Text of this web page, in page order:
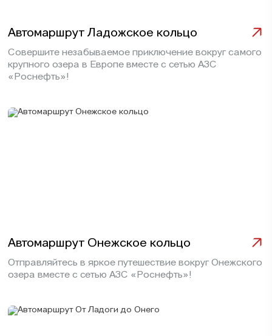
Автомаршрут Ладожское кольцо
Совершите незабываемое приключение вокруг самого
крупного озера в Европе вместе с сетью АЗС
«Роснефть»!
Автомаршрут Онежское кольцо
Отправляйтесь в яркое путешествие вокруг Онежского
озера вместе с сетью АЗС «Роснефть»!